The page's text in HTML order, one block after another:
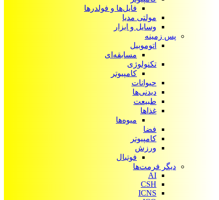
فایل‌ها و فولدرها
مولتی مدیا
وسایل و ابزار
پس زمینه
اتوموبیل
مسابقه‌ای
تکنولوژی
کامپیوتر
حیوانات
دیدنی‌ها
طبیعت
غذاها
میوه‌ها
فضا
کامپیوتر
ورزش
فوتبال
دیگر فرمت‌ها
AI
CSH
ICNS